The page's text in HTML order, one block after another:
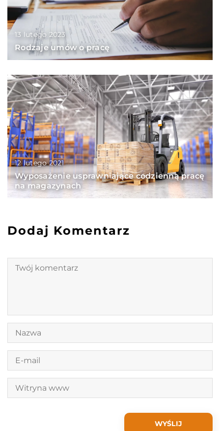
13 lutego 2023
Rodzaje umów o pracę
12 lutego 2021
Wyposażenie usprawniające codzienną pracę
na magazynach
Dodaj Komentarz